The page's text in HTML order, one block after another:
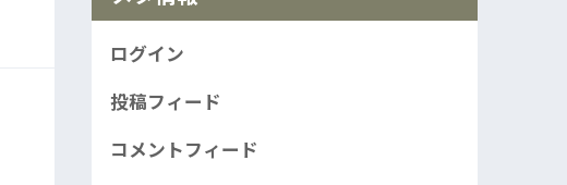
ログイン
投稿フィード
コメントフィード